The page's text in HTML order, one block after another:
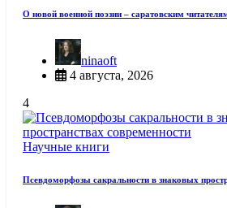
О новой военной поэзии – саратовским
ninaoft
4 августа, 2026
4
Научные книги
Псевдоморфозы сакральности в знаковых